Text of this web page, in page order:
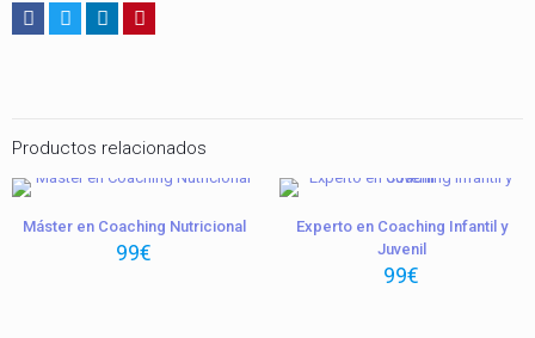
Productos relacionados
Máster en Coaching Nutricional
99€
Experto en Coaching Infantil y
Juvenil
99€